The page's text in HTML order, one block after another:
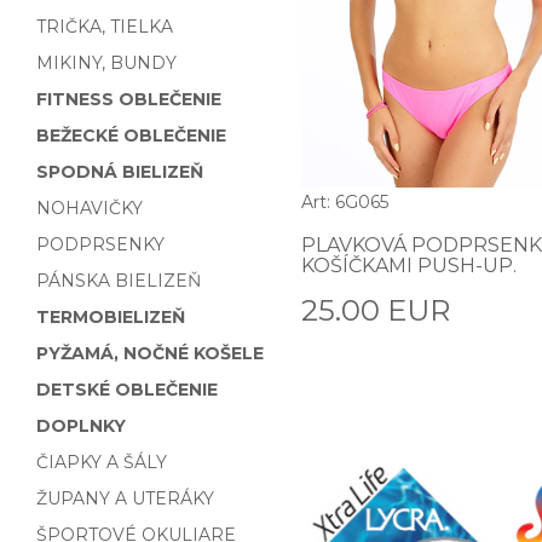
TRIČKA, TIELKA
MIKINY, BUNDY
FITNESS OBLEČENIE
BEŽECKÉ OBLEČENIE
SPODNÁ BIELIZEŇ
NOHAVIČKY
PODPRSENKY
PÁNSKA BIELIZEŇ
TERMOBIELIZEŇ
PYŽAMÁ, NOČNÉ KOŠELE
DETSKÉ OBLEČENIE
DOPLNKY
ČIAPKY A ŠÁLY
ŽUPANY A UTERÁKY
ŠPORTOVÉ OKULIARE
Art: 6G065
PLAVKOVÁ
KOŠÍČKAMI PUSH-UP.
25.00 EUR